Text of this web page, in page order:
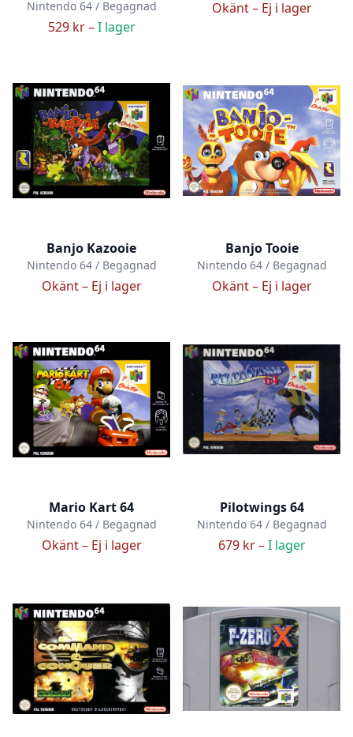
Nintendo 64 / Begagnad
529 kr –I lager
Okänt – Ej i lager
Banjo Kazooie
Nintendo 64 / Begagnad
Okänt – Ej i lager
Banjo Tooie
Nintendo 64 / Begagnad
Okänt – Ej i lager
Mario Kart 64
Nintendo 64 / Begagnad
Okänt – Ej i lager
Pilotwings 64
Nintendo 64 / Begagnad
679 kr –I lager